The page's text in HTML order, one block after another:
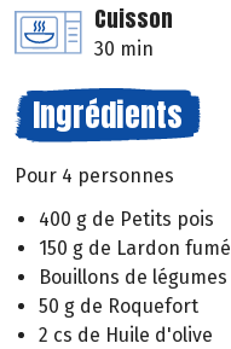
Cuisson
30 min
Ingrédients
Pour 4 personnes
400 g de Petits pois
150 g de Lardon fumé
Bouillons de légumes
50 g de Roquefort
2 cs de Huile d'olive